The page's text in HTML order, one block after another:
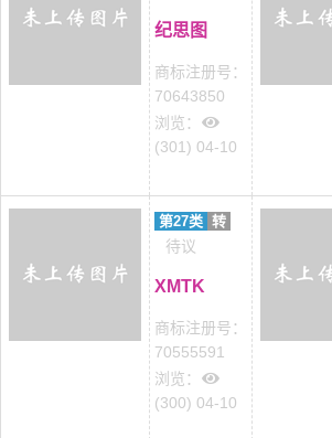
纪思图
商标注册号：
70643850
浏览：
(301) 04-10
第27类 转
待议
XMTK
商标注册号：
70555591
浏览：
(300) 04-10